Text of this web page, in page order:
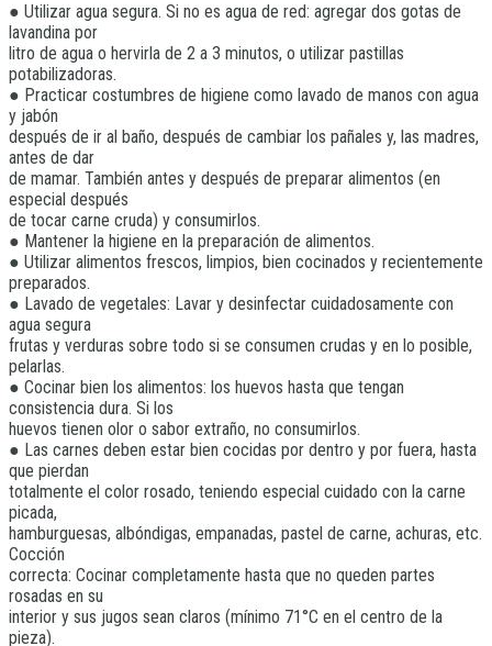
● Utilizar agua segura. Si no es agua de red: agregar dos gotas de
lavandina por
litro de agua o hervirla de 2 a 3 minutos, o utilizar pastillas
potabilizadoras.
● Practicar costumbres de higiene como lavado de manos con agua
y jabón
después de ir al baño, después de cambiar los pañales y, las madres,
antes de dar
de mamar. También antes y después de preparar alimentos (en
especial después
de tocar carne cruda) y consumirlos.
● Mantener la higiene en la preparación de alimentos.
● Utilizar alimentos frescos, limpios, bien cocinados y recientemente
preparados.
● Lavado de vegetales: Lavar y desinfectar cuidadosamente con
agua segura
frutas y verduras sobre todo si se consumen crudas y en lo posible,
pelarlas.
● Cocinar bien los alimentos: los huevos hasta que tengan
consistencia dura. Si los
huevos tienen olor o sabor extraño, no consumirlos.
● Las carnes deben estar bien cocidas por dentro y por fuera, hasta
que pierdan
totalmente el color rosado, teniendo especial cuidado con la carne
picada,
hamburguesas, albóndigas, empanadas, pastel de carne, achuras, etc.
Cocción
correcta: Cocinar completamente hasta que no queden partes
rosadas en su
interior y sus jugos sean claros (mínimo 71°C en el centro de la
pieza).